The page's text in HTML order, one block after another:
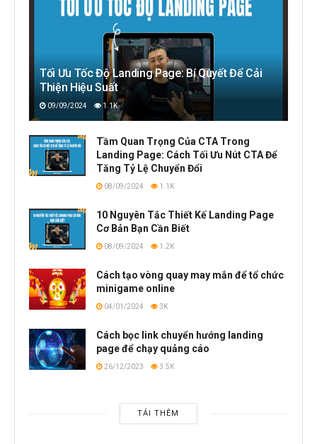
Tối Ưu Tốc Độ Landing Page: Bí Quyết Để Cải
Thiện Hiệu Suất
09/09/2024 1.1K
Tầm Quan Trọng Của CTA Trong
Landing Page: Cách Tối Ưu Nút CTA Để
Tăng Tỷ Lệ Chuyển Đổi
08/09/2024 1.1K
10 Nguyên Tắc Thiết Kế Landing Page
Cơ Bản Bạn Cần Biết
08/09/2024 1.2K
Cách tạo vòng quay may mắn để tổ chức
minigame online
04/01/2024 3K
Cách bọc link chuyển hướng landing
page để chạy quảng cáo
26/12/2023 3.5K
TẢI THÊM